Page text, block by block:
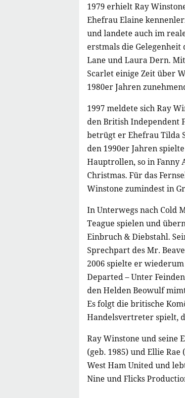
1979 erhielt Ray
Ehefrau Elaine
und landete auch im
erstmals die
Lane und Laura Dern.
Scarlet einige Zeit über
1980er Jahren
1997 meldete sich Ray
den British Independent
betrügt er Ehefrau Tilda
den 1990er Jahren
Hauptrollen, so in Fanny
Christmas. Für das
Winstone zumindest in
In Unterwegs nach Cold
Teague spielen und
Einbruch & Diebstahl.
Sprechpart des Mr.
2006 spielte er wiederum
Departed – Unter
den Helden Beowulf
Es folgt die britische
Handelsvertreter spielt,
Ray Winstone und seine
(geb. 1985) und Ellie
West Ham United und
Nine und Flicks